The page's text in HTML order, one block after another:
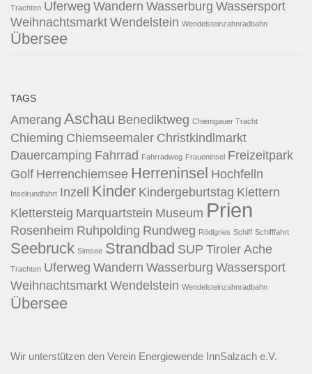
Trachten Uferweg Wandern Wasserburg Wassersport
Weihnachtsmarkt Wendelstein Wendelsteinzahnradbahn
Übersee
TAGS
Amerang Aschau Benediktweg Chiemgauer Tracht
Chieming Chiemseemaler Christkindlmarkt
Dauercamping Fahrrad Fahrradweg Fraueninsel Freizeitpark
Golf Herrenchiemsee Herreninsel Hochfelln
Inselrundfahrt Inzell Kinder Kindergeburtstag Klettern
Klettersteig Marquartstein Museum Prien
Rosenheim Ruhpolding Rundweg Rödlgries Schiff Schifffahrt
Seebruck Simsee Strandbad SUP Tiroler Ache
Trachten Uferweg Wandern Wasserburg Wassersport
Weihnachtsmarkt Wendelstein Wendelsteinzahnradbahn
Übersee
Wir unterstützen den Verein Energiewende InnSalzach e.V.